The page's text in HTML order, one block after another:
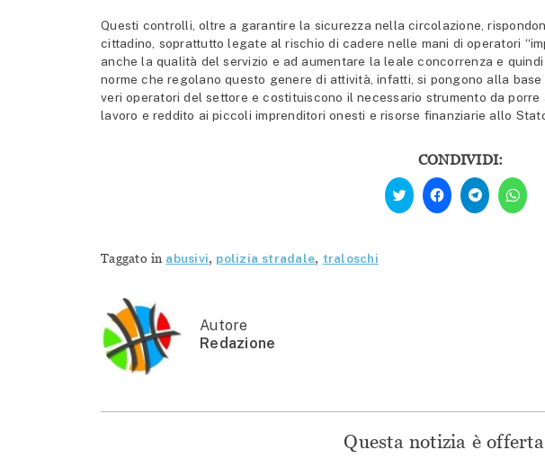
Questi controlli, oltre a garantire la sicurezza nella circolazione,
cittadino, soprattutto legate al rischio di cadere nelle mani di operatori
anche la qualità del servizio e ad aumentare la leale concorrenza e
norme che regolano questo genere di attività, infatti, si pongono alla
veri operatori del settore e costituiscono il necessario strumento da
lavoro e reddito ai piccoli imprenditori onesti e risorse finanziarie allo
CONDIVIDI:
Fai
clic
qui
Fai
clic
per
condividere
Fai
clic
per
condividere
Fai
clic
per
Taggato in abusivi, polizia stradale, traloschi
Autore
Redazione
Questa notizia è